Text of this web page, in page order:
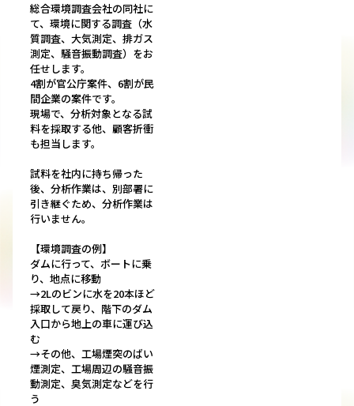
総合環境調査会社の同社に
て、環境に関する調査（水
質調査、大気測定、排ガス
測定、騒音振動調査）をお
任せします。
4割が官公庁案件、6割が民
間企業の案件です。
現場で、分析対象となる試
料を採取する他、顧客折衝
も担当します。
試料を社内に持ち帰った
後、分析作業は、別部署に
引き継ぐため、分析作業は
行いません。
【環境調査の例】
ダムに行って、ボートに乗
り、地点に移動
→2Lのビンに水を20本ほど
採取して戻り、階下のダム
入口から地上の車に運び込
む
→その他、工場煙突のばい
煙測定、工場周辺の騒音振
動測定、臭気測定などを行
う